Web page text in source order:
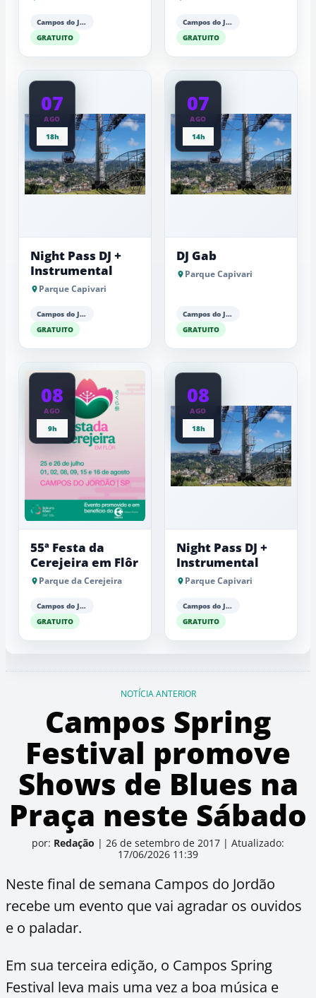
Campos do Jordão
GRATUITO
Campos do Jordão
GRATUITO
07
AGO
18h
Night Pass DJ +
Instrumental
Parque Capivari
Campos do Jordão
GRATUITO
07
AGO
14h
DJ Gab
Parque Capivari
Campos do Jordão
GRATUITO
08
AGO
9h
55ª Festa da
Cerejeira em Flôr
Parque da Cerejeira
Campos do Jordão
GRATUITO
08
AGO
18h
Night Pass DJ +
Instrumental
Parque Capivari
Campos do Jordão
GRATUITO
NOTÍCIA ANTERIOR
Campos Spring
Festival promove
Shows de Blues na
Praça neste Sábado
por: Redação | 26 de setembro de 2017 | Atualizado:
17/06/2026 11:39
Neste final de semana Campos do Jordão
recebe um evento que vai agradar os ouvidos
e o paladar.
Em sua terceira edição, o Campos Spring
Festival leva mais uma vez a boa música e